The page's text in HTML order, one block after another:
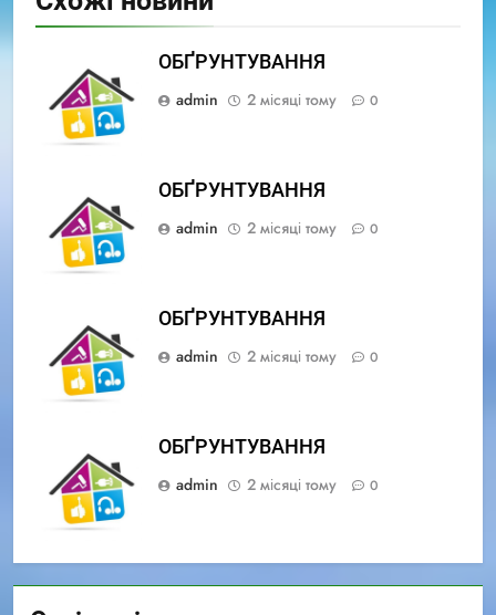
ОБҐРУНТУВАННЯ
admin
2 місяці тому 0
ОБҐРУНТУВАННЯ
admin
2 місяці тому 0
ОБҐРУНТУВАННЯ
admin
2 місяці тому 0
ОБҐРУНТУВАННЯ
admin
2 місяці тому 0